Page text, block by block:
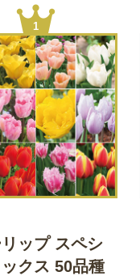
1
ップ スペシ
クス 50品種